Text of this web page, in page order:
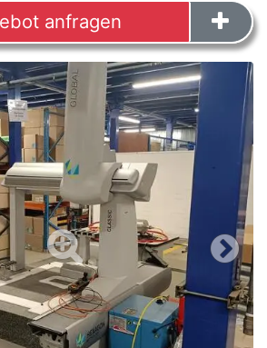
anfragen